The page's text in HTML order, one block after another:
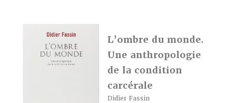
L’ombre du monde.
Une anthropologie
de la condition
carcérale
Didier Fassin